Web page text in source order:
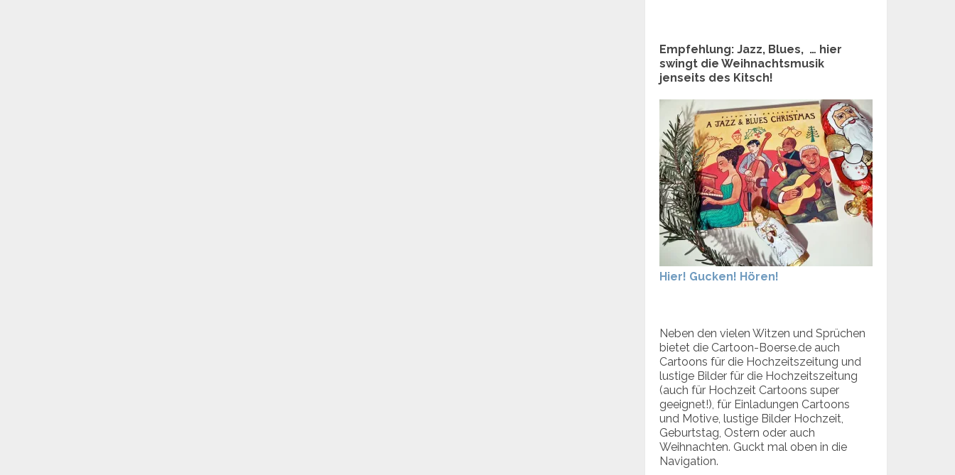
Empfehlung: Jazz, Blues, … hier
swingt die Weihnachtsmusik
jenseits des Kitsch!
Hier! Gucken! Hören!
Neben den vielen Witzen und Sprüchen
bietet die Cartoon-Boerse.de auch
Cartoons für die Hochzeitszeitung und
lustige Bilder für die Hochzeitszeitung
(auch für Hochzeit Cartoons super
geeignet!), für Einladungen Cartoons
und Motive, lustige Bilder Hochzeit,
Geburtstag, Ostern oder auch
Weihnachten. Guckt mal oben in die
Navigation.